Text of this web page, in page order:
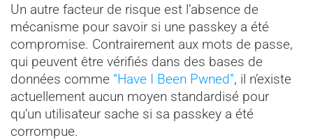
Un autre facteur de risque est l’absence de
mécanisme pour savoir si une passkey a été
compromise. Contrairement aux mots de passe,
qui peuvent être vérifiés dans des bases de
données comme “Have I Been Pwned”, il n’existe
actuellement aucun moyen standardisé pour
qu’un utilisateur sache si sa passkey a été
corrompue.